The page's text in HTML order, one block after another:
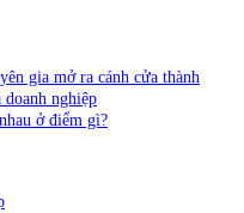
gia mở ra cánh cửa thành
nghiệp
ở điểm gì?